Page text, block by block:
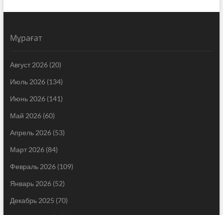
Мұрағат
Август 2026(20)
Июль 2026(134)
Июнь 2026(141)
Май 2026(60)
Апрель 2026(53)
Март 2026(84)
Февраль 2026(109)
Январь 2026(52)
Декабрь 2025 (70)